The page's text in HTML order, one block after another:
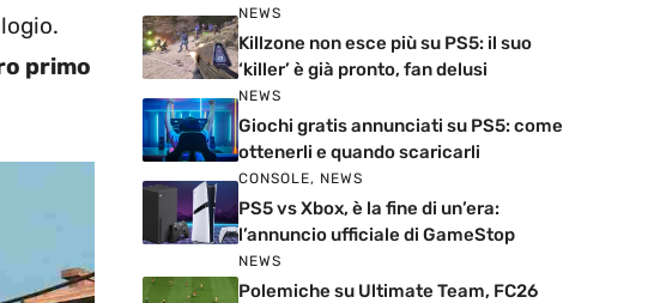
primo
NEWS
Killzone non esce più su PS5: il suo
‘killer’ è già pronto, fan delusi
NEWS
Giochi gratis annunciati su PS5: come
ottenerli e quando scaricarli
CONSOLE, NEWS
PS5 vs Xbox, è la fine di un’era:
l’annuncio ufficiale di GameStop
NEWS
Polemiche su Ultimate Team, FC26